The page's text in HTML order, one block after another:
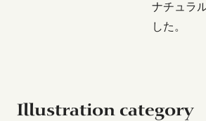
ナチュラ
した。
Illustration category